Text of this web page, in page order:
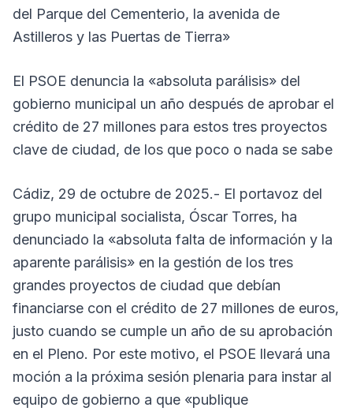
del Parque del Cementerio, la avenida de
Astilleros y las Puertas de Tierra»
El PSOE denuncia la «absoluta parálisis» del
gobierno municipal un año después de aprobar el
crédito de 27 millones para estos tres proyectos
clave de ciudad, de los que poco o nada se sabe
Cádiz, 29 de octubre de 2025.- El portavoz del
grupo municipal socialista, Óscar Torres, ha
denunciado la «absoluta falta de información y la
aparente parálisis» en la gestión de los tres
grandes proyectos de ciudad que debían
financiarse con el crédito de 27 millones de euros,
justo cuando se cumple un año de su aprobación
en el Pleno. Por este motivo, el PSOE llevará una
moción a la próxima sesión plenaria para instar al
equipo de gobierno a que «publique